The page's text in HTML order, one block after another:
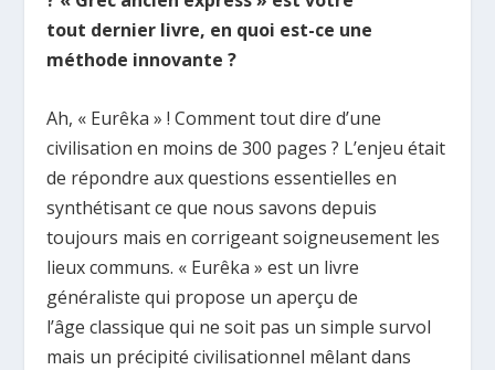
tout dernier livre, en quoi est-ce une
méthode innovante ?
Ah, « Eurêka » ! Comment tout dire d’une
civilisation en moins de 300 pages ? L’enjeu était
de répondre aux questions essentielles en
synthétisant ce que nous savons depuis
toujours mais en corrigeant soigneusement les
lieux communs. « Eurêka » est un livre
généraliste qui propose un aperçu de
l’âge classique qui ne soit pas un simple survol
mais un précipité civilisationnel mêlant dans